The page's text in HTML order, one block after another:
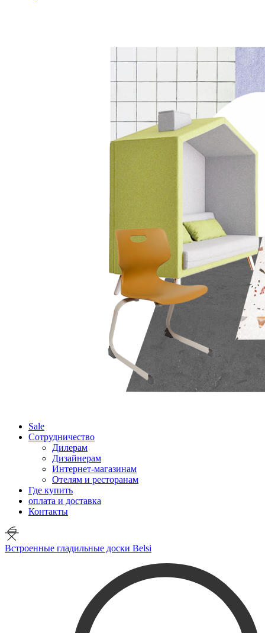
Sale
Сотрудничество
Дилерам
Дизайнерам
Интернет-магазинам
Отелям и ресторанам
Где купить
оплата и доставка
Контакты
Встроенные гладильные доски Belsi